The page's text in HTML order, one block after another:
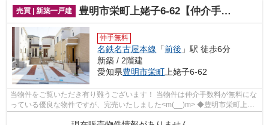
売買 | 新築一戸建 豊明市栄町上姥子6-62【仲介手数料無料】新築一戸建て
仲手無料
名鉄名古屋本線 「前後 」駅 徒歩6分
新築 / 2階建
愛知県豊明市栄町上姥子6-62
当物件をご覧いただき有り難うございます！ 当物件は仲介手数料が無料にな
っている優良な物件ですが、完売いたしました<m(__)m> ◆豊明市栄町上姥